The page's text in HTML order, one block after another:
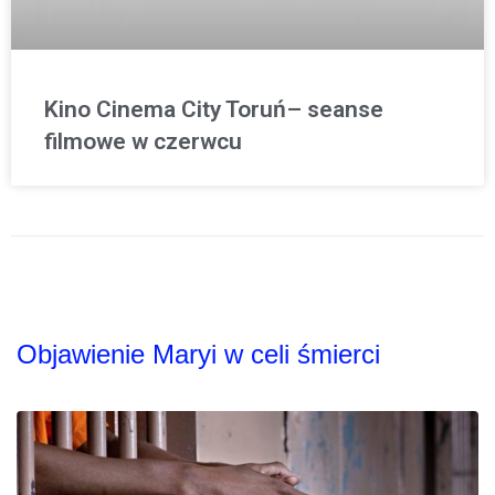
Kino Cinema City Toruń– seanse
filmowe w czerwcu
Objawienie Maryi w celi śmierci